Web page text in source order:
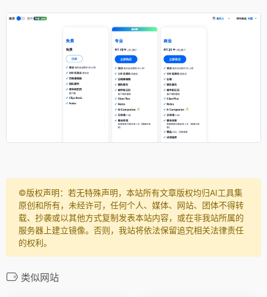
©️版权声明：若无特殊声明，本站所有文章版权均归AI工具集
原创和所有，未经许可，任何个人、媒体、网站、团体不得转
载、抄袭或以其他方式复制发表本站内容，或在非我站所属的
服务器上建立镜像。否则，我站将依法保留追究相关法律责任
的权利。
类似网站